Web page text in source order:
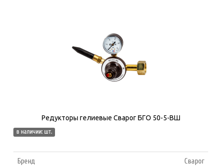
Редукторы гелиевые Сварог БГО 50-5-ВШ
в наличии: шт.
Бренд Сварог